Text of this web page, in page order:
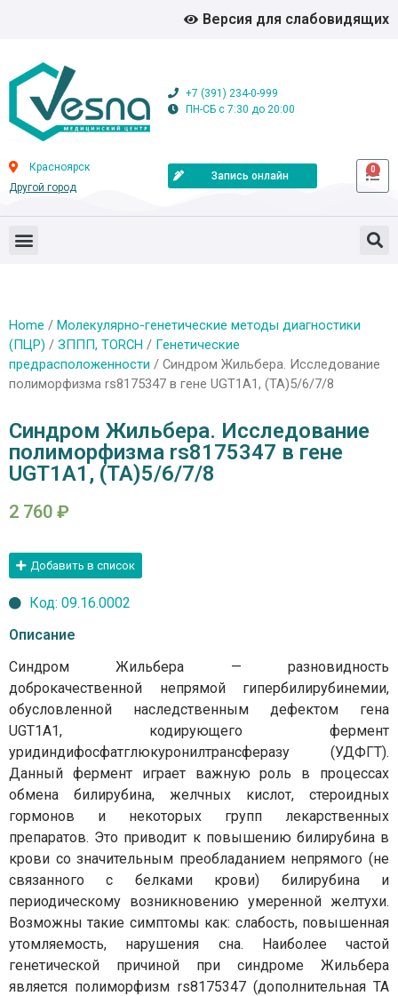
Версия для слабовидящих
+7 (391) 234-0-999
ПН-СБ с 7:30 до 20:00
Красноярск
Другой город
Запись онлайн
0
Home / Молекулярно-генетические методы диагностики
(ПЦР) / ЗППП, TORCH / Генетические
предрасположенности / Синдром Жильбера. Исследование
полиморфизма rs8175347 в гене UGT1A1, (TA)5/6/7/8
Синдром Жильбера. Исследование
полиморфизма rs8175347 в гене
UGT1A1, (TA)5/6/7/8
2 760 ₽
Добавить в список
Код: 09.16.0002
Описание
Синдром Жильбера — разновидность
доброкачественной непрямой гипербилирубинемии,
обусловленной наследственным дефектом гена
UGT1A1, кодирующего фермент
уридиндифосфатглюкуронилтрансферазу (УДФГТ).
Данный фермент играет важную роль в процессах
обмена билирубина, желчных кислот, стероидных
гормонов и некоторых групп лекарственных
препаратов. Это приводит к повышению билирубина в
крови со значительным преобладанием непрямого (не
связанного с белками крови) билирубина и
периодическому возникновению умеренной желтухи.
Возможны такие симптомы как: слабость, повышенная
утомляемость, нарушения сна. Наиболее частой
генетической причиной при синдроме Жильбера
является полиморфизм rs8175347 (дополнительная TA